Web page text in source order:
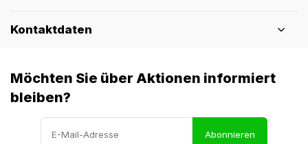
Kontaktdaten
Möchten Sie über Aktionen informiert
bleiben?
Abonnieren